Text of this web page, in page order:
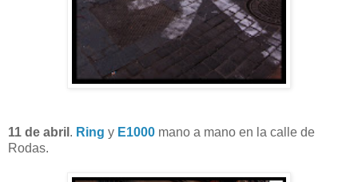
11 de abril . Ring y E1000 mano a mano en la calle de
Rodas.